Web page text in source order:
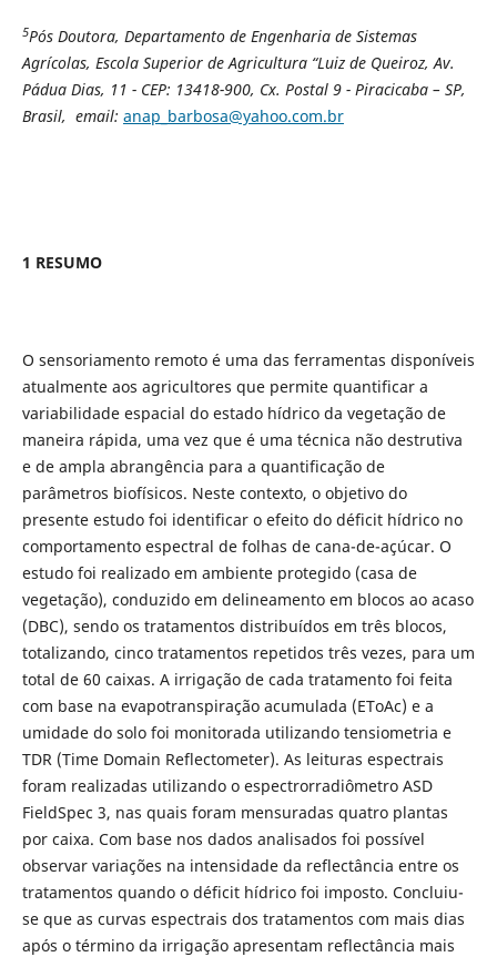
5Pós Doutora, Departamento de Engenharia de Sistemas
Agrícolas, Escola Superior de Agricultura “Luiz de Queiroz, Av.
Pádua Dias, 11 - CEP: 13418-900, Cx. Postal 9 - Piracicaba – SP,
Brasil, email: anap_barbosa@yahoo.com.br
1 RESUMO
O sensoriamento remoto é uma das ferramentas disponíveis
atualmente aos agricultores que permite quantificar a
variabilidade espacial do estado hídrico da vegetação de
maneira rápida, uma vez que é uma técnica não destrutiva
e de ampla abrangência para a quantificação de
parâmetros biofísicos. Neste contexto, o objetivo do
presente estudo foi identificar o efeito do déficit hídrico no
comportamento espectral de folhas de cana-de-açúcar. O
estudo foi realizado em ambiente protegido (casa de
vegetação), conduzido em delineamento em blocos ao acaso
(DBC), sendo os tratamentos distribuídos em três blocos,
totalizando, cinco tratamentos repetidos três vezes, para um
total de 60 caixas. A irrigação de cada tratamento foi feita
com base na evapotranspiração acumulada (EToAc) e a
umidade do solo foi monitorada utilizando tensiometria e
TDR (Time Domain Reflectometer). As leituras espectrais
foram realizadas utilizando o espectrorradiômetro ASD
FieldSpec 3, nas quais foram mensuradas quatro plantas
por caixa. Com base nos dados analisados foi possível
observar variações na intensidade da reflectância entre os
tratamentos quando o déficit hídrico foi imposto. Concluiu-
se que as curvas espectrais dos tratamentos com mais dias
após o término da irrigação apresentam reflectância mais